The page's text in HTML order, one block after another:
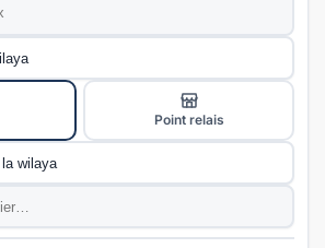
Point relais